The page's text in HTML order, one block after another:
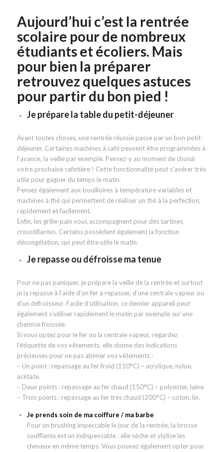
Aujourd’hui c’est la rentrée
scolaire pour de nombreux
étudiants et écoliers. Mais
pour bien la préparer
retrouvez quelques astuces
pour partir du bon pied !
Je prépare la table du petit-déjeuner
Avant toutes choses, une rentrée réussie passe par un bon petit-
déjeuner. Certaines machines à café peuvent être programmées à
l’avance, la veille par exemple. Pensez-y au moment de choisir
votre prochaine cafetière ! Cette fonctionnalité peut s’avérer très
utile pour gagner du temps le matin.
Pensez également aux bouilloires à température variables et
machines à thé qui permettent de réaliser un thé à la perfection,
rapidement et facilement.
Enfin, les grille-pain vous accompagnent pour des tartines
croustillantes. Certains possèdent également la fonction
décongélation, qui peut être utile le matin.
Je repasse ou défroisse ma tenue
Pour ne pas paniquer, je prépare la veille de la rentrée et surtout
je la repasse à l’aide d’un fer à repasser, d’une centrale vapeur ou
d’un défroisseur. Facile d’utilisation, ce dernier appareil peut
également s’utiliser rapidement le matin par exemple sur une
chemise froissée.
Si vous optez pour le fer ou la centrale vapeur, regardez
l’étiquette de vos vêtements, elle donne des indications
précieuses pour ne pas abimer vos vêtements :
– Un point : repassage au fer froid (110°C) – acrylique, nylon,
acétate.
– Deux points : repassage au fer chaud (150°C) – polyester, laine.
– Trois points : repassage au fer très chaud (200°C) – coton, lin.
Je prends soin de ma coiffure / ma barbe
Pour un brushing impeccable le jour de la rentrée, la brosse
soufflante est un indispensable : elle sèche et stylise les
cheveux en même temps. Vous pouvez également opter pour